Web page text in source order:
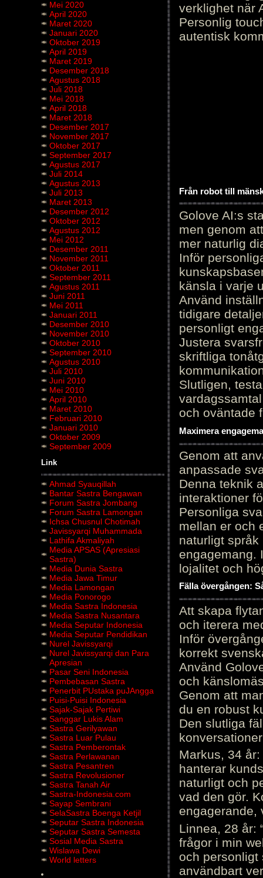
Mei 2020
April 2020
Maret 2020
Januari 2020
Oktober 2019
April 2019
Maret 2019
Desember 2018
Agustus 2018
Juli 2018
Mei 2018
April 2018
Maret 2018
Desember 2017
November 2017
Oktober 2017
September 2017
Agustus 2017
Juli 2014
Agustus 2013
Juli 2013
Maret 2013
Desember 2012
Oktober 2012
Agustus 2012
Mei 2012
Desember 2011
November 2011
Oktober 2011
September 2011
Agustus 2011
Juni 2011
Mei 2011
Januari 2011
Desember 2010
November 2010
Oktober 2010
September 2010
Agustus 2010
Juli 2010
Juni 2010
Mei 2010
April 2010
Maret 2010
Februari 2010
Januari 2010
Oktober 2009
September 2009
Link
Ahmad Syauqillah
Bantar Sastra Bengawan
Forum Sastra Jombang
Forum Sastra Lamongan
Ichsa Chusnul Chotimah
Javissyarqi Muhammada
Lathifa Akmaliyah
Media APSAS (Apresiasi
Sastra)
Media Dunia Sastra
Media Jawa Timur
Media Lamongan
Media Ponorogo
Media Sastra Indonesia
Media Sastra Nusantara
Media Seputar Indonesia
Media Seputar Pendidikan
Nurel Javissyarqi
Nurel Javissyarqi dan Para
Apresian
Pasar Seni Indonesia
Pembebasan Sastra
Penerbit PUstaka puJAngga
Puisi-Puisi Indonesia
Sajak-Sajak Pertiwi
Sanggar Lukis Alam
Sastra Gerilyawan
Sastra Luar Pulau
Sastra Pemberontak
Sastra Perlawanan
Sastra Pesantren
Sastra Revolusioner
Sastra Tanah Air
Sastra-Indonesia.com
Sayap Sembrani
SelaSastra Boenga Ketjil
Seputar Sastra Indonesia
Seputar Sastra Semesta
Sosial Media Sastra
Wislawa Dewi
World letters
verklighet när
Personlig
autentisk
Från robot till
Golove AI:s
men genom
mer naturlig
Inför
känsla i varje
Använd
tidigare
personligt
Justera
skriftliga
Slutligen,
och oväntade
Maximera
Genom att
anpassade
Denna teknik
interaktioner
Personliga
mellan er och
naturligt
engagemang.
lojalitet och
Fälla övergången:
Att skapa
och iterera
Inför
korrekt
Använd
och
Genom att
du en robust
Den slutliga
Markus, 34
hanterar
naturligt och
vad den gör.
engagerande,
Linnea, 28 år:
frågor i min
och personligt
användbart